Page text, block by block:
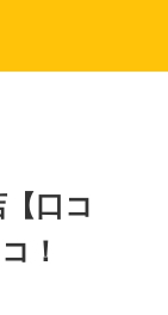
口コ
！